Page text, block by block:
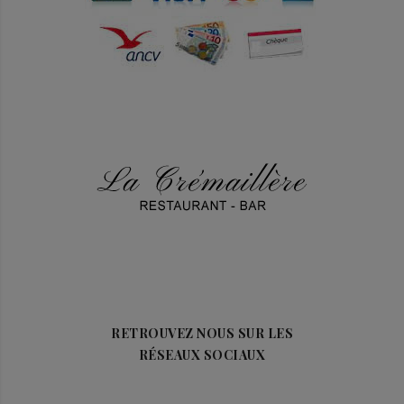
RETROUVEZ NOUS SUR LES
RÉSEAUX SOCIAUX